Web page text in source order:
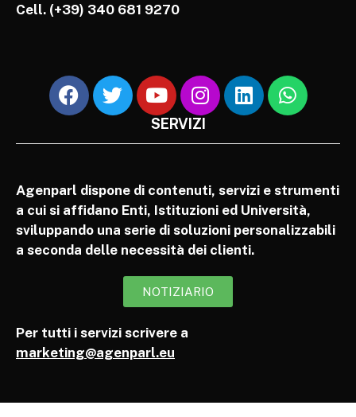
Cell. (+39) 340 681 9270
SERVIZI
Agenparl dispone di contenuti, servizi e strumenti
a cui si affidano Enti, Istituzioni ed Università,
sviluppando una serie di soluzioni personalizzabili
a seconda delle necessità dei clienti.
NOTIZIARIO
Per tutti i servizi scrivere a
marketing@agenparl.eu